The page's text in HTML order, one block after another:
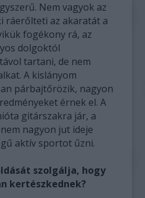
Nem vagyok az
ráerőlteti az akaratát a
fogékony rá, az
dolgoktól
tartani, de nem
A kislányom
párbajtőrözik, nagyon
érnek el. A
gitárszakra jár, a
nagyon jut ideje
aktív sportot űzni.
szolgálja, hogy
kertészkednek?